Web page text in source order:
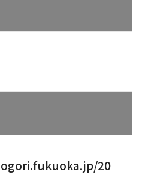
20